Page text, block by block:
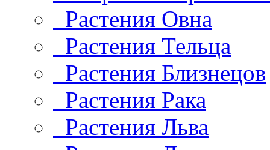
Растения Овна
Растения Тельца
Растения Близнецов
Растения Рака
Растения Льва